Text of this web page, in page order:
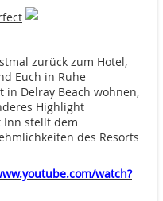
zurück zum Hotel,
Euch in Ruhe
Delray Beach wohnen,
Highlight
Inn stellt dem
des Resorts
watch?